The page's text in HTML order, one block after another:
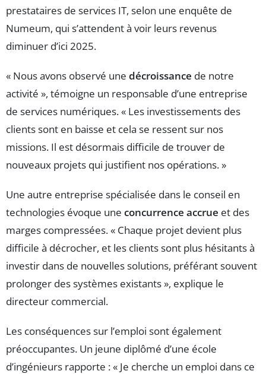
prestataires de services IT, selon une enquête de
Numeum, qui s’attendent à voir leurs revenus
diminuer d’ici 2025.
« Nous avons observé une décroissance de notre
activité », témoigne un responsable d’une entreprise
de services numériques. « Les investissements des
clients sont en baisse et cela se ressent sur nos
missions. Il est désormais difficile de trouver de
nouveaux projets qui justifient nos opérations. »
Une autre entreprise spécialisée dans le conseil en
technologies évoque une concurrence accrue et des
marges compressées. « Chaque projet devient plus
difficile à décrocher, et les clients sont plus hésitants à
investir dans de nouvelles solutions, préférant souvent
prolonger des systèmes existants », explique le
directeur commercial.
Les conséquences sur l’emploi sont également
préoccupantes. Un jeune diplômé d’une école
d’ingénieurs rapporte : « Je cherche un emploi dans ce